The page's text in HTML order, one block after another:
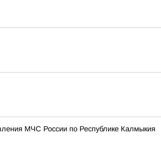
МЧС России по Республике Калмыкия